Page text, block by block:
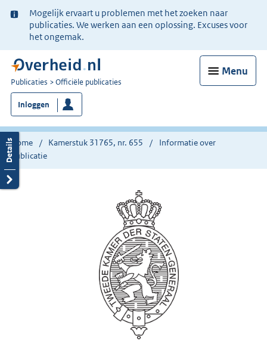
Ter
informatie:
Mogelijk ervaart u problemen met het zoeken naar
publicaties. We werken aan een oplossing. Excuses voor
het ongemak.
Menu
U
bent
nu
hier:
Publicaties Officiële publicaties
Inloggen
Home Kamerstuk 31765, nr. 655
Informatie over
publicatie